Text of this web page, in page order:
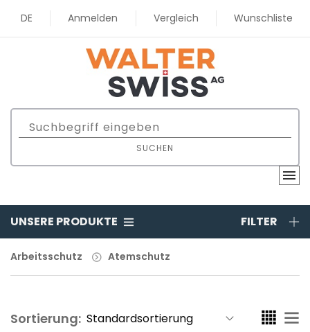
DE Anmelden Vergleich Wunschliste
SUCHEN
UNSERE PRODUKTE FILTER
Arbeitsschutz Atemschutz
Sortierung: